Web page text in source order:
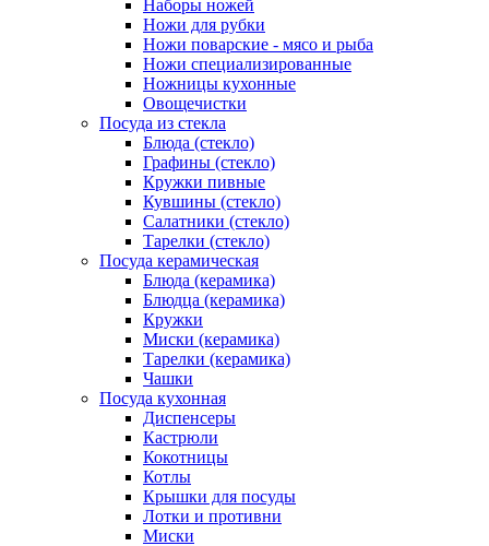
Наборы ножей
Ножи для рубки
Ножи поварские - мясо и рыба
Ножи специализированные
Ножницы кухонные
Овощечистки
Посуда из стекла
Блюда (стекло)
Графины (стекло)
Кружки пивные
Кувшины (стекло)
Салатники (стекло)
Тарелки (стекло)
Посуда керамическая
Блюда (керамика)
Блюдца (керамика)
Кружки
Миски (керамика)
Тарелки (керамика)
Чашки
Посуда кухонная
Диспенсеры
Кастрюли
Кокотницы
Котлы
Крышки для посуды
Лотки и противни
Миски